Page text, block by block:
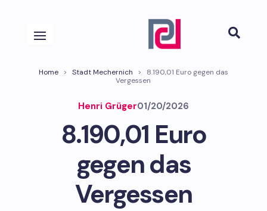

Home > Stadt Mechernich >
8.190,01 Euro gegen das
Vergessen
Henri Grüger01/20/2026
8.190,01 Euro
gegen das
Vergessen